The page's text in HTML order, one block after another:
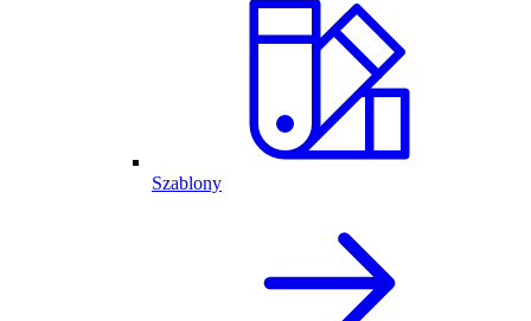
Szablony